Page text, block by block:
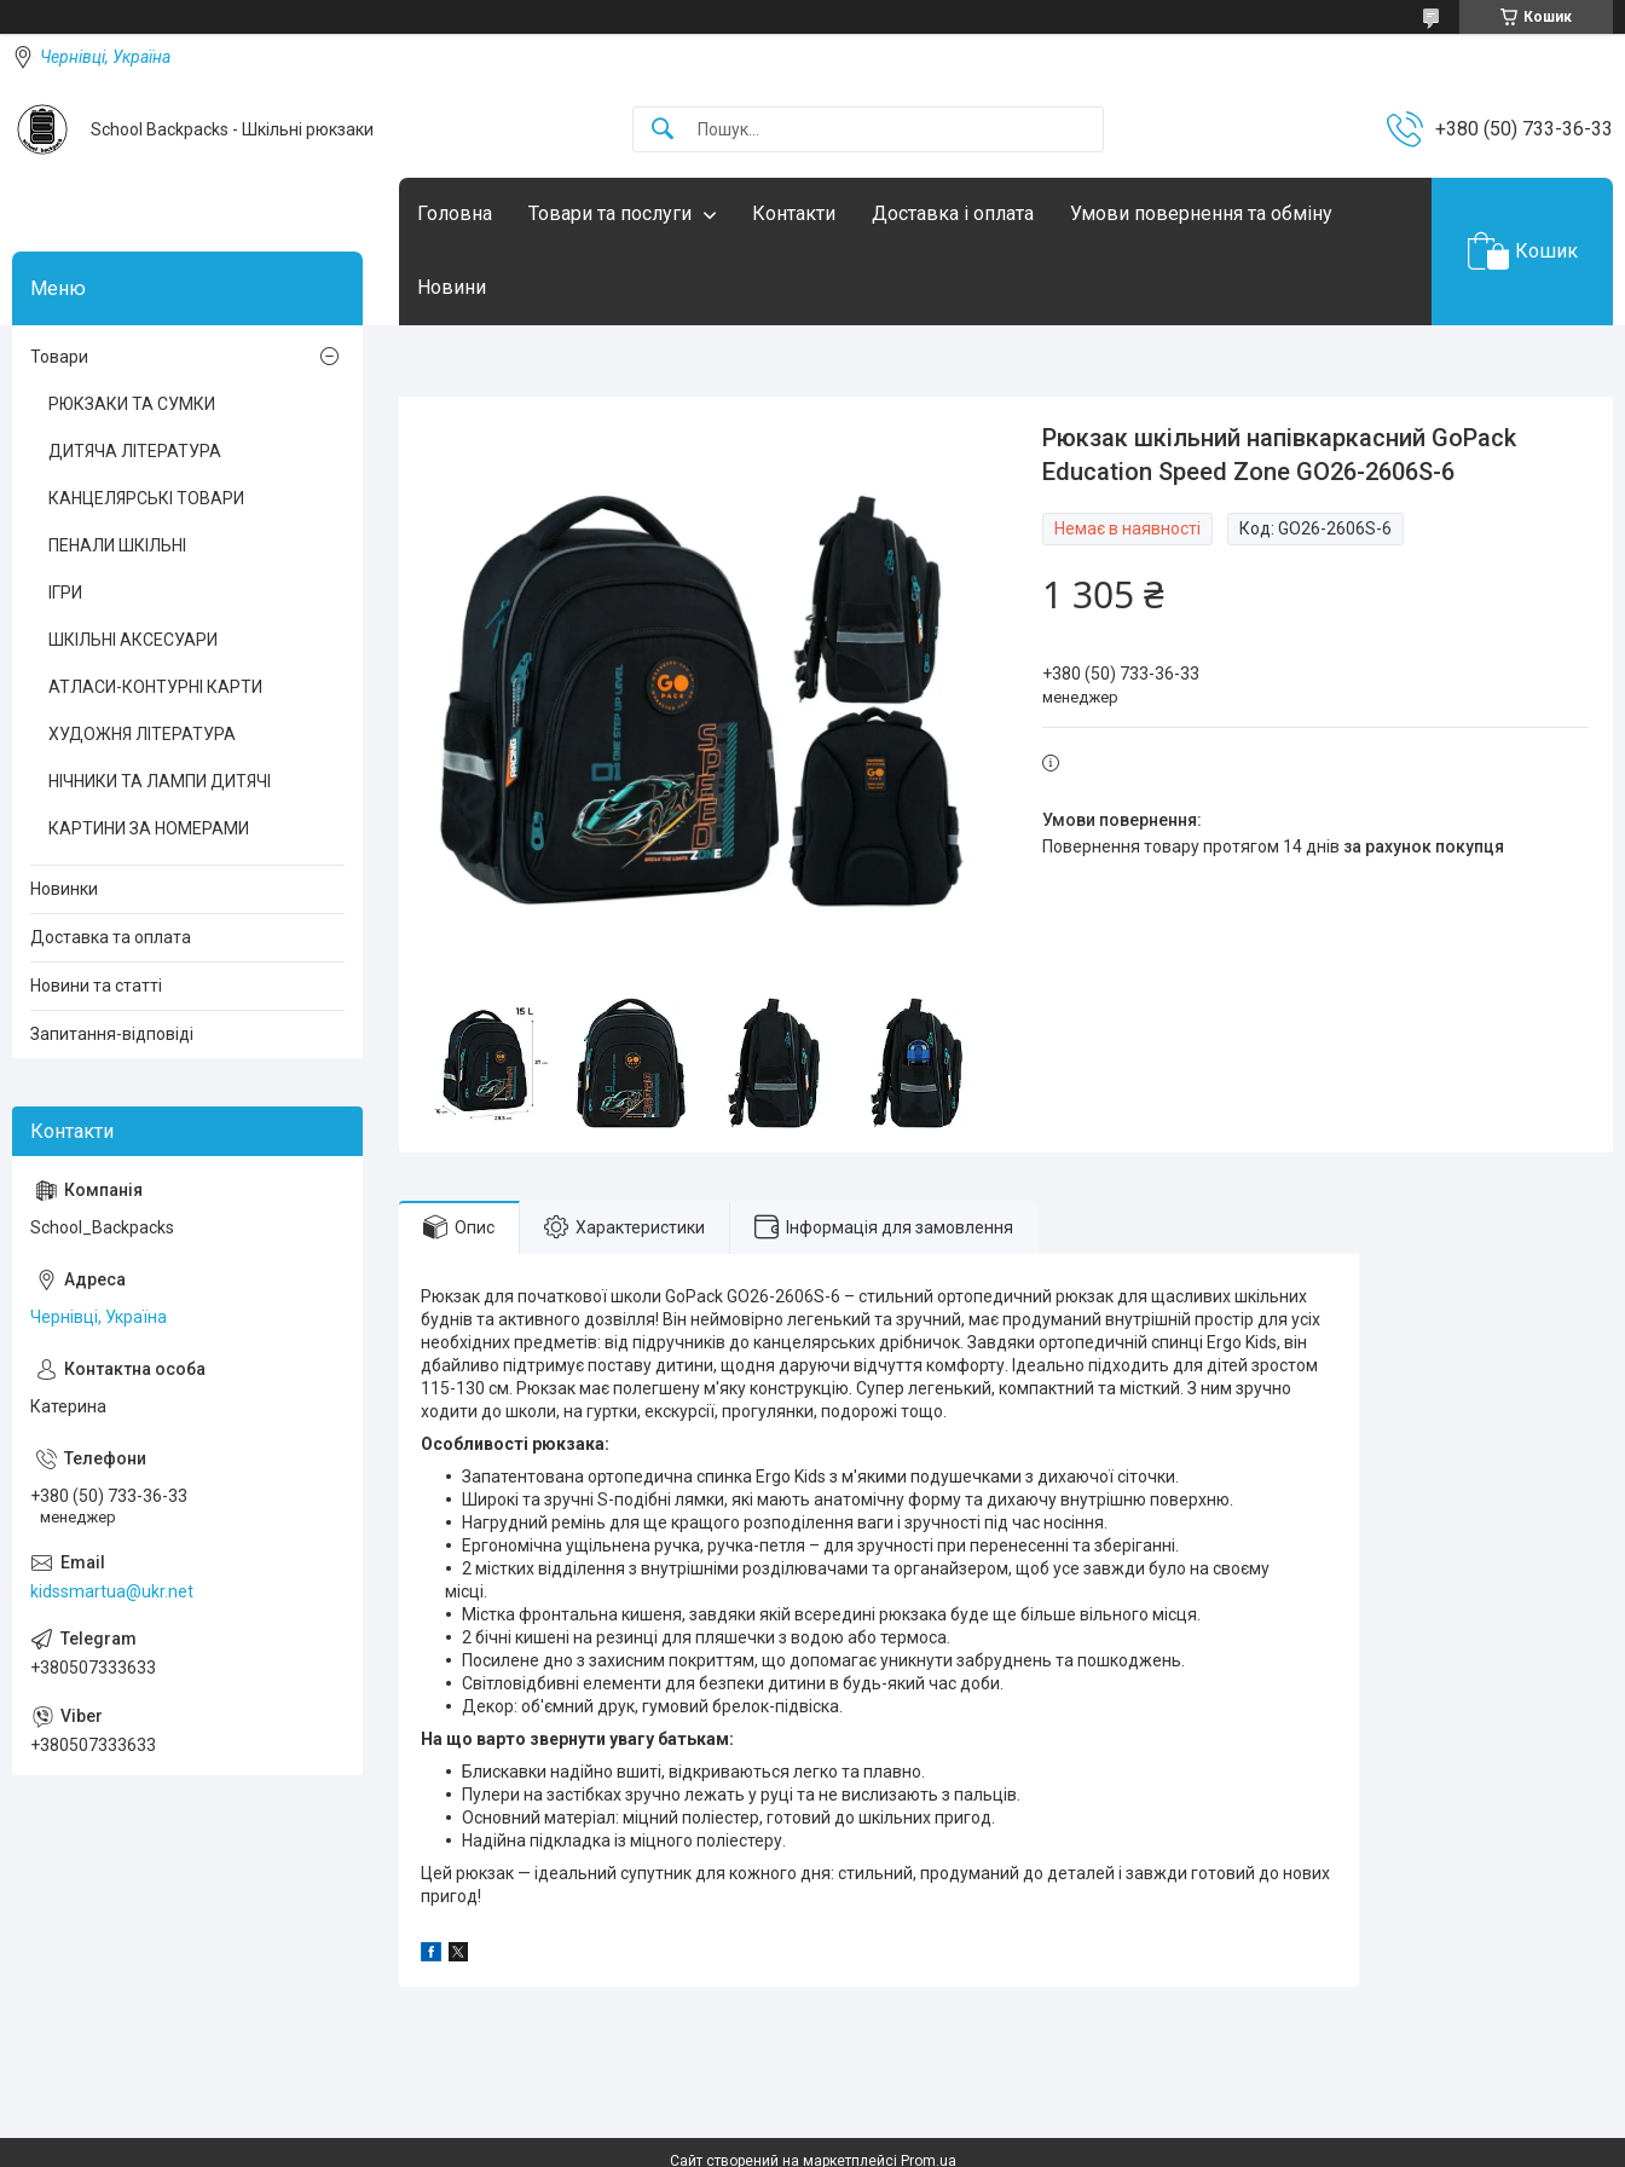
Кошик
Чернівці, Україна
School Backpacks - Шкільні рюкзаки +380 (50) 733-36-33
Головна Товари та послуги Контакти Доставка і оплата Умови повернення та обміну
Новини
Кошик
Рюкзак шкільний напівкаркасний GoPack
Education Speed Zone GO26-2606S-6
Немає в наявності Код:GO26-2606S-6
1 305 ₴
+380 (50) 733-36-33
менеджер
повернення товару протягом 14 днів за рахунок покупця
Опис Характеристики Інформація для замовлення
Рюкзак для початкової школи GoPack GO26-2606S-6 – стильний ортопедичний рюкзак для щасливих шкільних
буднів та активного дозвілля! Він неймовірно легенький та зручний, має продуманий внутрішній простір для усіх
необхідних предметів: від підручників до канцелярських дрібничок. Завдяки ортопедичній спинці Ergo Kids, він
дбайливо підтримує поставу дитини, щодня даруючи відчуття комфорту. Ідеально підходить для дітей зростом
115-130 см. Рюкзак має полегшену м'яку конструкцію. Супер легенький, компактний та місткий. З ним зручно
ходити до школи, на гуртки, екскурсії, прогулянки, подорожі тощо.
Особливості рюкзака:
Запатентована ортопедична спинка Ergo Kids з м'якими подушечками з дихаючої сіточки.
Широкі та зручні S-подібні лямки, які мають анатомічну форму та дихаючу внутрішню поверхню.
Нагрудний ремінь для ще кращого розподілення ваги і зручності під час носіння.
Ергономічна ущільнена ручка, ручка-петля – для зручності при перенесенні та зберіганні.
2 містких відділення з внутрішніми розділювачами та органайзером, щоб усе завжди було на своєму
місці.
Містка фронтальна кишеня, завдяки якій всередині рюкзака буде ще більше вільного місця.
2 бічні кишені на резинці для пляшечки з водою або термоса.
Посилене дно з захисним покриттям, що допомагає уникнути забруднень та пошкоджень.
Світловідбивні елементи для безпеки дитини в будь-який час доби.
Декор: об'ємний друк, гумовий брелок-підвіска.
На що варто звернути увагу батькам:
Блискавки надійно вшиті, відкриваються легко та плавно.
Пулери на застібках зручно лежать у руці та не вислизають з пальців.
Основний матеріал: міцний поліестер, готовий до шкільних пригод.
Надійна підкладка із міцного поліестеру.
Цей рюкзак — ідеальний супутник для кожного дня: стильний, продуманий до деталей і завжди готовий до нових
пригод!
Товари
РЮКЗАКИ ТА СУМКИ
ДИТЯЧА ЛІТЕРАТУРА
КАНЦЕЛЯРСЬКІ ТОВАРИ
ПЕНАЛИ ШКІЛЬНІ
ІГРИ
ШКІЛЬНІ АКСЕСУАРИ
АТЛАСИ-КОНТУРНІ КАРТИ
ХУДОЖНЯ ЛІТЕРАТУРА
НІЧНИКИ ТА ЛАМПИ ДИТЯЧІ
КАРТИНИ ЗА НОМЕРАМИ
Новинки
Доставка та оплата
Новини та статті
Запитання-відповіді
School_Backpacks
Чернівці, Україна
Катерина
+380 (50) 733-36-33
менеджер
kidssmartua@ukr.net
+380507333633
+380507333633
Сайт створений на маркетплейсі Prom.ua